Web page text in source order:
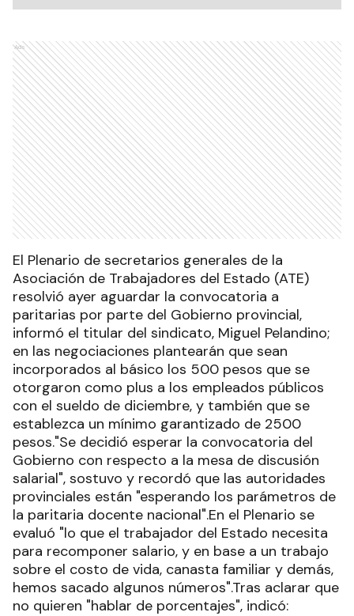
Ads
El Plenario de secretarios generales de la
Asociación de Trabajadores del Estado (ATE)
resolvió ayer aguardar la convocatoria a
paritarias por parte del Gobierno provincial,
informó el titular del sindicato, Miguel Pelandino;
en las negociaciones plantearán que sean
incorporados al básico los 500 pesos que se
otorgaron como plus a los empleados públicos
con el sueldo de diciembre, y también que se
establezca un mínimo garantizado de 2500
pesos."Se decidió esperar la convocatoria del
Gobierno con respecto a la mesa de discusión
salarial", sostuvo y recordó que las autoridades
provinciales están "esperando los parámetros de
la paritaria docente nacional".En el Plenario se
evaluó "lo que el trabajador del Estado necesita
para recomponer salario, y en base a un trabajo
sobre el costo de vida, canasta familiar y demás,
hemos sacado algunos números".Tras aclarar que
no quieren "hablar de porcentajes", indicó: